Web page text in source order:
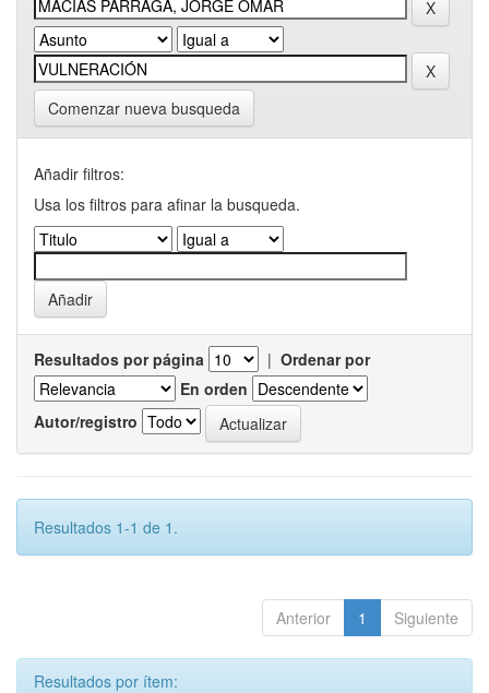
Comenzar nueva busqueda
Añadir filtros:
Usa los filtros para afinar la busqueda.
Resultados por página | Ordenar por
En orden
Autor/registro
Resultados 1-1 de 1.
Anterior 1 Siguiente
Resultados por ítem: